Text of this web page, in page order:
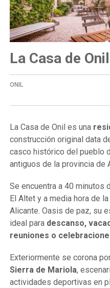
La Casa de Onil
ONIL
La Casa de Onil es una
construcción original data
casco histórico del pueblo
antiguos de la provincia de
Se encuentra a 40 minutos
El Altet y a media hora de
Alicante.Oasis de paz, su
ideal para descanso,
reuniones o
Exteriormente se corona
Sierra de Mariola,
actividades deportivas en